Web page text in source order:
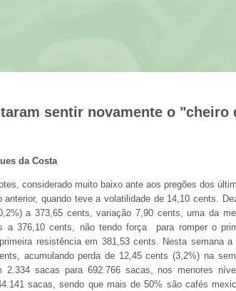
sentir novamente o "cheiro
da Costa
considerado muito baixo ante aos pregões dos
anterior, quando teve a volatilidade de 14,10 cents.
a 373,65 cents, variação 7,90 cents, uma da
a 376,10 cents, não tendo força para romper o
resistência em 381,53 cents. Nesta semana a
acumulando perda de 12,45 cents (3,2%) na
2.334 sacas para 692.766 sacas, nos menores
sacas, sendo que mais de 50% são cafés